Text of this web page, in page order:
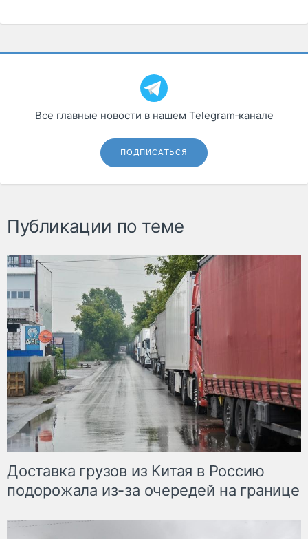
Все главные новости в нашем Telegram‑канале
ПОДПИСАТЬСЯ
Публикации по теме
Доставка грузов из Китая в Россию
подорожала из-за очередей на границе